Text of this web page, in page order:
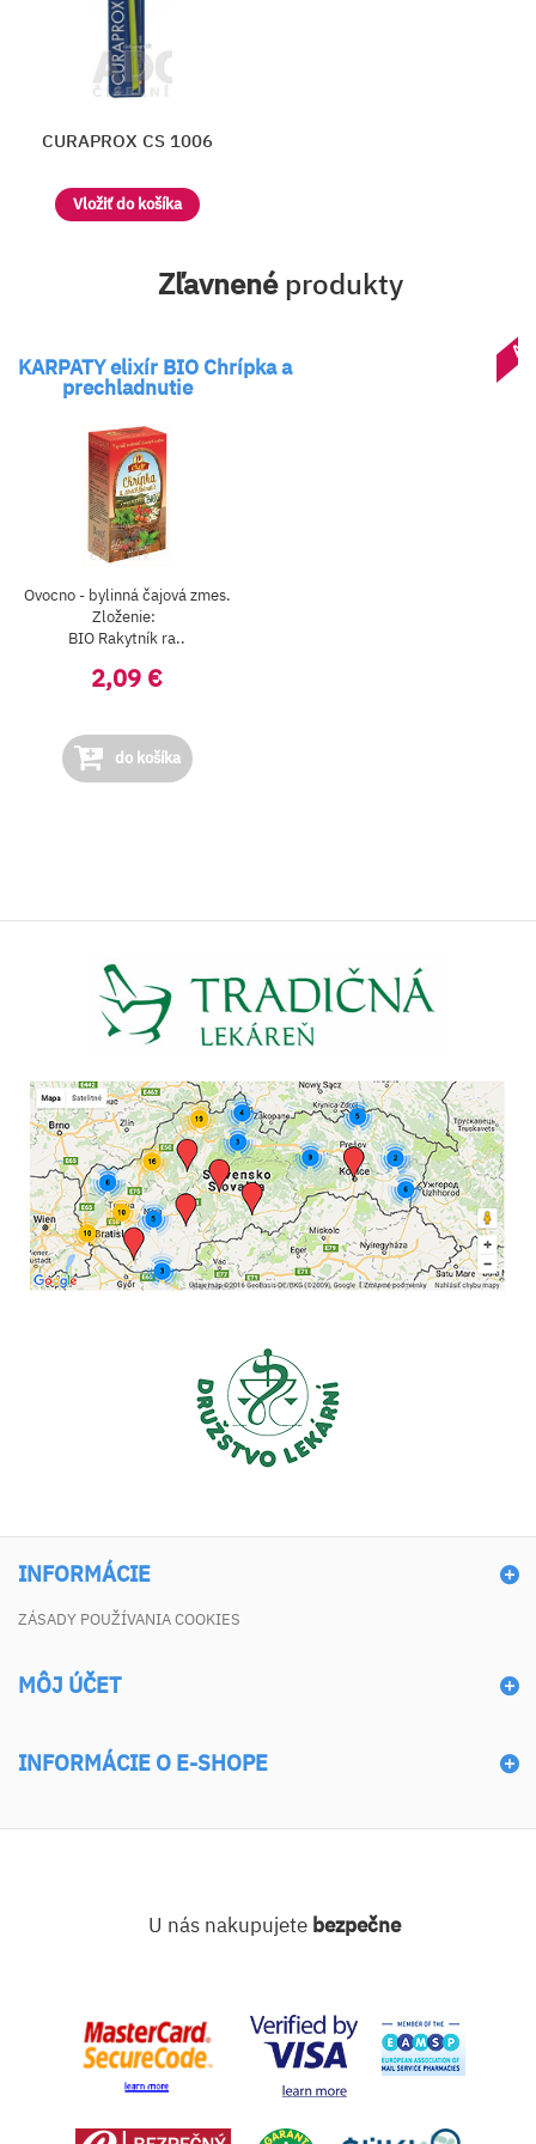
CURAPROX CS 1006
Vložiť do košíka
Zľavnenéprodukty
elixír BIO Chrípka a
prechladnutie
Ovocno - bylinná čajová zmes.
Zloženie:
BIO Rakytník ra..
2,09 €
do košíka
INFORMÁCIE
ZÁSADY POUŽÍVANIA COOKIES
MÔJ ÚČET
INFORMÁCIE O E-SHOPE
U nás nakupujete bezpečne